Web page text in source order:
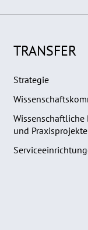
TRANSFER
Strategie
Wissenschaftliche
und Praxisprojekte